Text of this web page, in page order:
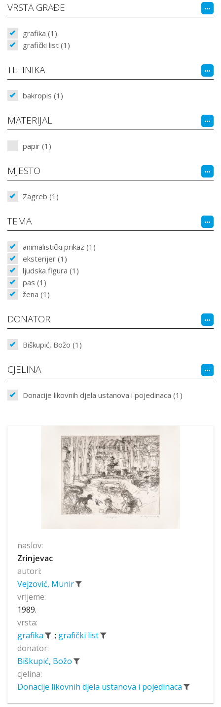
VRSTA GRAĐE
grafika (1)
grafički list (1)
TEHNIKA
bakropis (1)
MATERIJAL
papir (1)
MJESTO
Zagreb (1)
TEMA
animalistički prikaz (1)
eksterijer (1)
ljudska figura (1)
pas (1)
žena (1)
DONATOR
Biškupić, Božo (1)
CJELINA
Donacije likovnih djela ustanova i pojedinaca (1)
naslov:
Zrinjevac
autori:
Vejzović, Munir
vrijeme:
1989.
vrsta:
grafika
; grafički list
donator:
Biškupić, Božo
cjelina:
Donacije likovnih djela ustanova i pojedinaca